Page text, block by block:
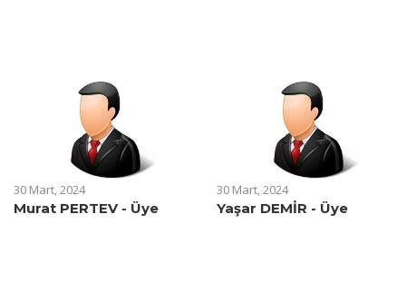
30 Mart, 2024
Murat PERTEV - Üye
30 Mart, 2024
Yaşar DEMİR - Üye